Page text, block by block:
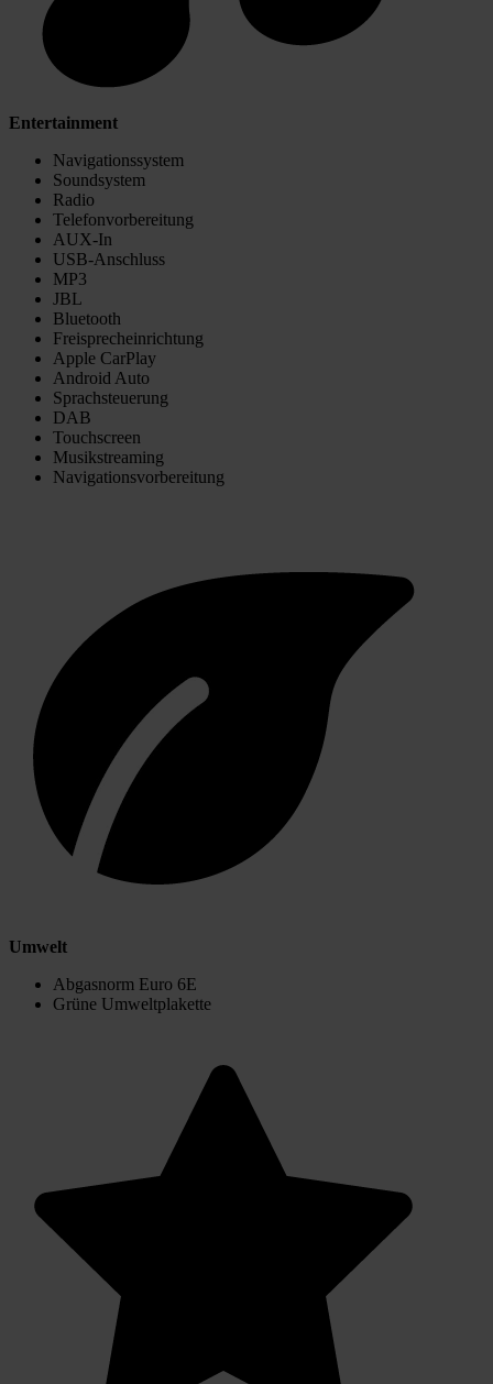
Entertainment
Navigationssystem
Soundsystem
Radio
Telefonvorbereitung
AUX-In
USB-Anschluss
MP3
JBL
Bluetooth
Freisprecheinrichtung
Apple CarPlay
Android Auto
Sprachsteuerung
DAB
Touchscreen
Musikstreaming
Navigationsvorbereitung
Umwelt
Abgasnorm Euro 6E
Grüne Umweltplakette